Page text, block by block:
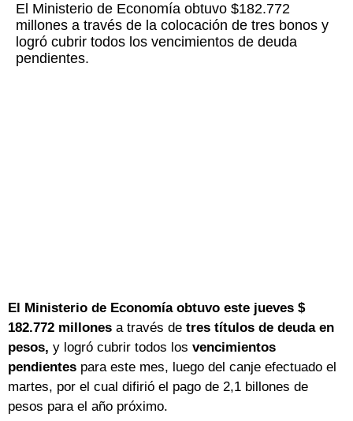
El Ministerio de Economía obtuvo $182.772
millones a través de la colocación de tres bonos y
logró cubrir todos los vencimientos de deuda
pendientes.
El Ministerio de Economía obtuvo este jueves $
182.772 millones a través de tres títulos de deuda en
pesos, y logró cubrir todos los vencimientos
pendientes para este mes, luego del canje efectuado el
martes, por el cual difirió el pago de 2,1 billones de
pesos para el año próximo.